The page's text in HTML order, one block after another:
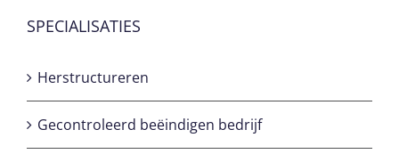
SPECIALISATIES
Herstructureren
Gecontroleerd beëindigen bedrijf